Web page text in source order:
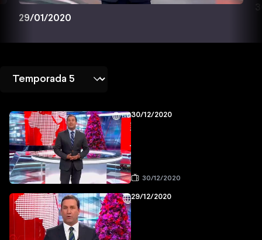
29/01/2020
30/12/2020
30/12/2020
29/12/2020